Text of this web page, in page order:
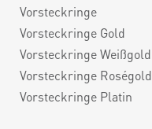
Vorsteckringe
Vorsteckringe Gold
Vorsteckringe Weißgold
Vorsteckringe Roségold
Vorsteckringe Platin